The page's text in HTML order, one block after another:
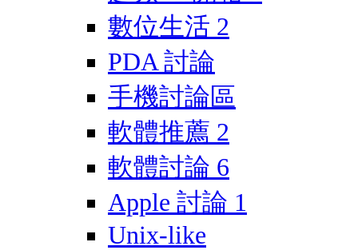
數位生活 2
PDA 討論
手機討論區
軟體推薦 2
軟體討論 6
Apple 討論 1
Unix-like